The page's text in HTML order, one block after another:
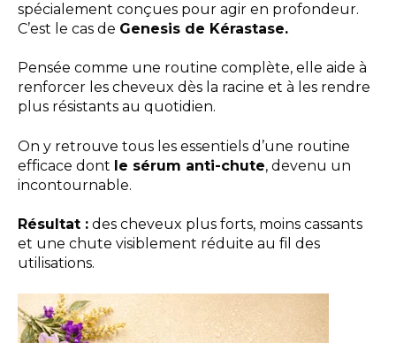
spécialement conçues pour agir en profondeur.
C’est le cas de Genesis de Kérastase.
Pensée comme une routine complète, elle aide à
renforcer les cheveux dès la racine et à les rendre
plus résistants au quotidien.
On y retrouve tous les essentiels d’une routine
efficace dont le sérum anti-chute, devenu un
incontournable.
Résultat : des cheveux plus forts, moins cassants
et une chute visiblement réduite au fil des
utilisations.